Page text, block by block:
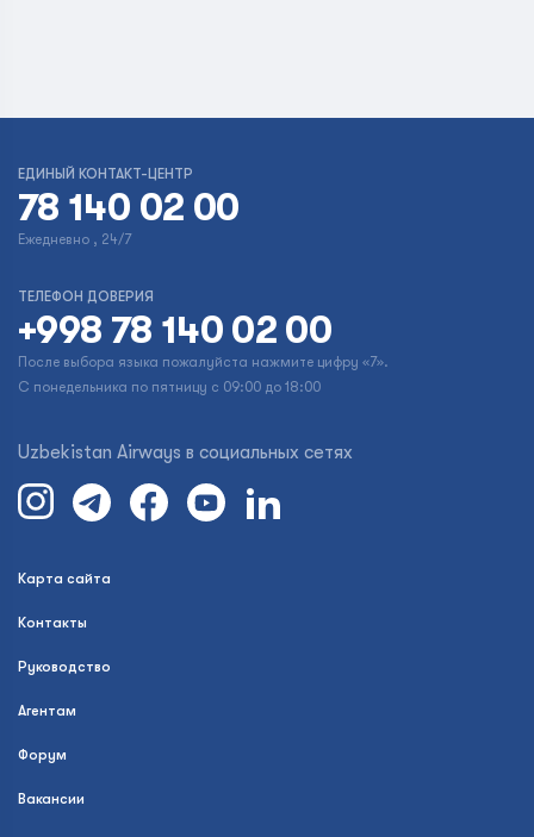
ЕДИНЫЙ КОНТАКТ-ЦЕНТР
78 140 02 00
Ежедневно , 24/7
ТЕЛЕФОН ДОВЕРИЯ
+998 78 140 02 00
После выбора языка пожалуйста нажмите цифру «7».
С понедельника по пятницу с 09:00 до 18:00
Uzbekistan Airways в социальных сетях
Карта сайта
Контакты
Руководство
Агентам
Форум
Вакансии